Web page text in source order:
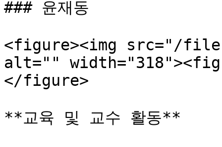
### 윤재동
<figure><img src="/files/
alt=""
</figure>
**교육 및 교수 활동**